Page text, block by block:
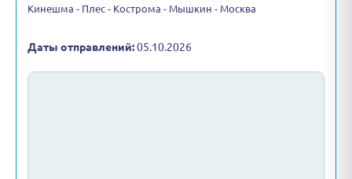
Кинешма - Плес - Кострома - Мышкин - Москва
Даты отправлений:05.10.2026